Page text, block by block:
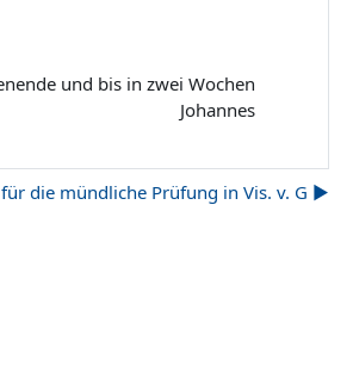
und bis in zwei Wochen!
Johannes
▶︎ Termin für die mündliche Prüfung in Vis. v. G.